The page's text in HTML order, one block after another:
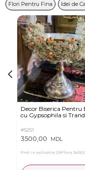
Flori Pentru Fina Idei de
Decor Biserica Pentru
cu Gypsophila si
#5251
3500,00 MDL
Pret in aplicatia OkFlora